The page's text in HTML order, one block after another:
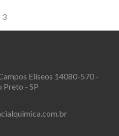
3
Elíseos 14080-570 -
Preto - SP